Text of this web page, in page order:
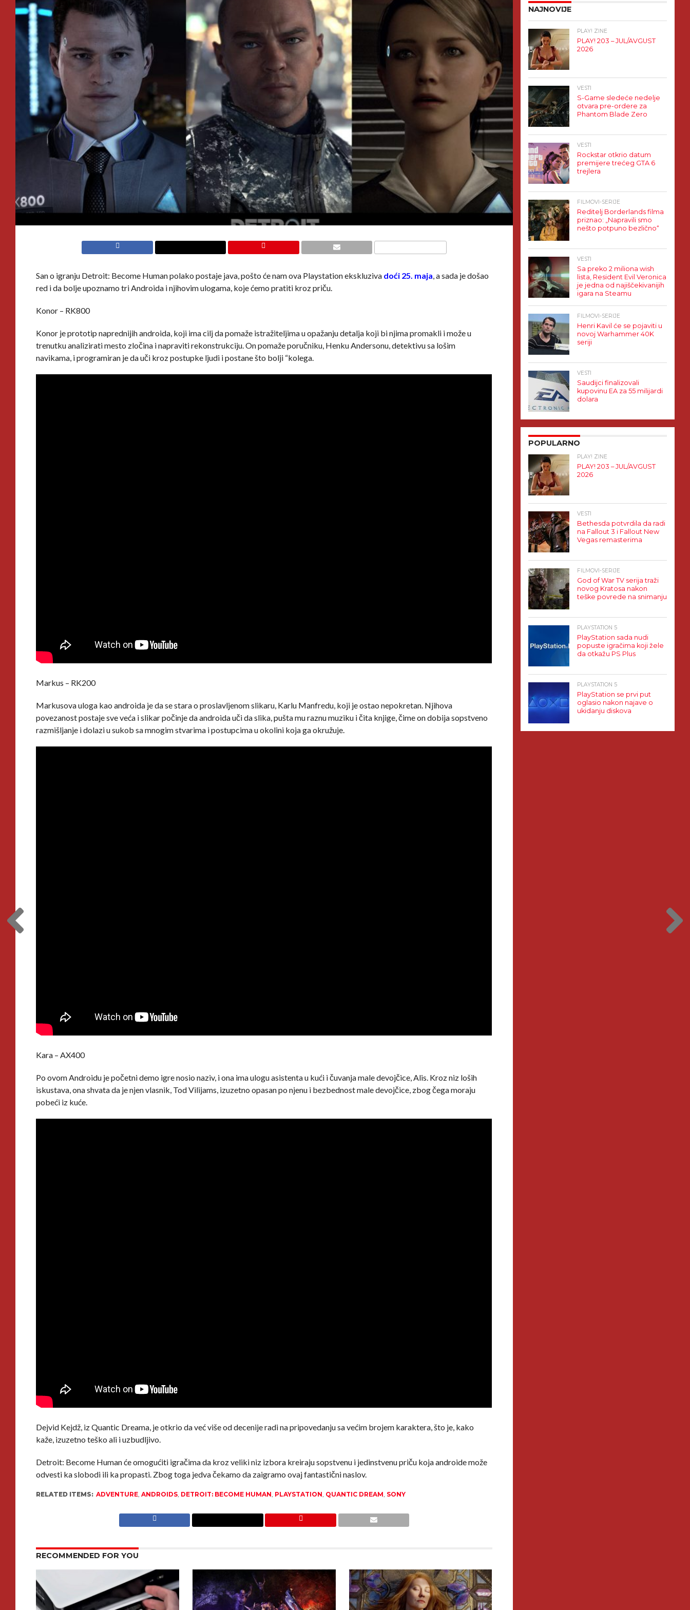
San o igranju Detroit: Become Human polako postaje java, pošto će nam ova Playstation ekskluziva doći 25. maja, a sada je došao
red i da bolje upoznamo tri Androida i njihovim ulogama, koje ćemo pratiti kroz priču.
Konor – RK800
Konor je prototip naprednijih androida, koji ima cilj da pomaže istražiteljima u opažanju detalja koji bi njima promakli i može u
trenutku analizirati mesto zločina i napraviti rekonstrukciju. On pomaže poručniku, Henku Andersonu, detektivu sa lošim
navikama, i programiran je da uči kroz postupke ljudi i postane što bolji “kolega.
Markus – RK200
Markusova uloga kao androida je da se stara o proslavljenom slikaru, Karlu Manfredu, koji je ostao nepokretan. Njihova
povezanost postaje sve veća i slikar počinje da androida uči da slika, pušta mu raznu muziku i čita knjige, čime on dobija sopstveno
razmišljanje i dolazi u sukob sa mnogim stvarima i postupcima u okolini koja ga okružuje.
Kara – AX400
Po ovom Androidu je početni demo igre nosio naziv, i ona ima ulogu asistenta u kući i čuvanja male devojčice, Alis. Kroz niz loših
iskustava, ona shvata da je njen vlasnik, Tod Vilijams, izuzetno opasan po njenu i bezbednost male devojčice, zbog čega moraju
pobeći iz kuće.
Dejvid Kejdž, iz Quantic Dreama, je otkrio da već više od decenije radi na pripovedanju sa većim brojem karaktera, što je, kako
kaže, izuzetno teško ali i uzbudljivo.
Detroit: Become Human će omogućiti igračima da kroz veliki niz izbora kreiraju sopstvenu i jedinstvenu priču koja androide može
odvesti ka slobodi ili ka propasti. Zbog toga jedva čekamo da zaigramo ovaj fantastični naslov.
RELATED ITEMS: ADVENTURE,ANDROIDS, DETROIT: BECOME HUMAN, PLAYSTATION, QUANTIC DREAM, SONY
RECOMMENDED FOR YOU
NAJNOVIJE
PLAY! ZINE
PLAY! 203 – JUL/AVGUST
2026
VESTI
S-Game sledeće nedelje
otvara pre-ordere za
Phantom Blade Zero
VESTI
Rockstar otkrio datum
premijere trećeg GTA 6
trejlera
FILMOVI-SERIJE
Reditelj Borderlands filma
priznao: „Napravili smo
nešto potpuno bezlično“
VESTI
Sa preko 2 miliona wish
lista, Resident Evil Veronica
je jedna od najiščekivanijih
igara na Steamu
FILMOVI-SERIJE
Henri Kavil će se pojaviti u
novoj Warhammer 40K
seriji
VESTI
Saudijci finalizovali
kupovinu EA za 55 milijardi
dolara
POPULARNO
PLAY! ZINE
PLAY! 203 – JUL/AVGUST
2026
VESTI
Bethesda potvrdila da radi
na Fallout 3 i Fallout New
Vegas remasterima
FILMOVI-SERIJE
God of War TV serija traži
novog Kratosa nakon
teške povrede na snimanju
PLAYSTATION 5
PlayStation sada nudi
popuste igračima koji žele
da otkažu PS Plus
PLAYSTATION 5
PlayStation se prvi put
oglasio nakon najave o
ukidanju diskova